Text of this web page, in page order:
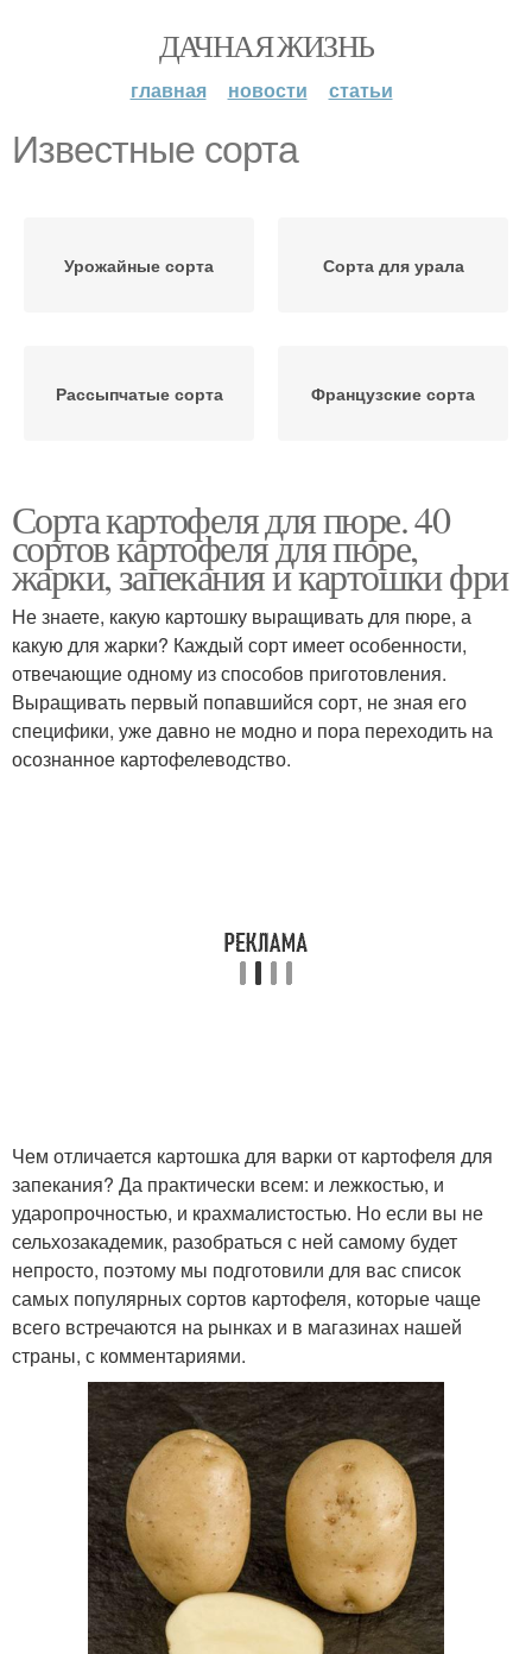
ДАЧНАЯ ЖИЗНЬ
главная новости статьи
Известные сорта
Урожайные сорта Сорта для урала
Рассыпчатые сорта Французские сорта
Сорта картофеля для пюре. 40
сортов картофеля для пюре,
жарки, запекания и картошки фри
Не знаете, какую картошку выращивать для пюре, а
какую для жарки? Каждый сорт имеет особенности,
отвечающие одному из способов приготовления.
Выращивать первый попавшийся сорт, не зная его
специфики, уже давно не модно и пора переходить на
осознанное картофелеводство.
Чем отличается картошка для варки от картофеля для
запекания? Да практически всем: и лежкостью, и
ударопрочностью, и крахмалистостью. Но если вы не
сельхозакадемик, разобраться с ней самому будет
непросто, поэтому мы подготовили для вас список
самых популярных сортов картофеля, которые чаще
всего встречаются на рынках и в магазинах нашей
страны, с комментариями.